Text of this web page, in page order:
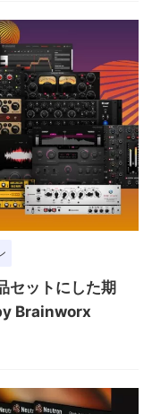
セットにした期
Brainworx